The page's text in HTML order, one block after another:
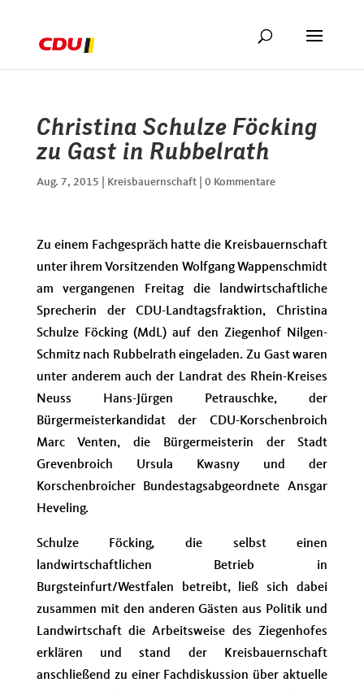
Christina Schulze Föcking
zu Gast in Rubbelrath
Aug. 7, 2015 Kreisbauernschaft| 0 Kommentare
Zu einem Fachgespräch hatte die Kreisbauernschaft
unter ihrem Vorsitzenden Wolfgang Wappenschmidt
am vergangenen Freitag die landwirtschaftliche
Sprecherin der CDU-Landtagsfraktion, Christina
Schulze Föcking (MdL) auf den Ziegenhof Nilgen-
Schmitz nach Rubbelrath eingeladen. Zu Gast waren
unter anderem auch der Landrat des Rhein-Kreises
Neuss Hans-Jürgen Petrauschke, der
Bürgermeisterkandidat der CDU-Korschenbroich
Marc Venten, die Bürgermeisterin der Stadt
Grevenbroich Ursula Kwasny und der
Korschenbroicher Bundestagsabgeordnete Ansgar
Heveling.
Schulze Föcking, die selbst einen
landwirtschaftlichen Betrieb in
Burgsteinfurt/Westfalen betreibt, ließ sich dabei
zusammen mit den anderen Gästen aus Politik und
Landwirtschaft die Arbeitsweise des Ziegenhofes
erklären und stand der Kreisbauernschaft
anschließend zu einer Fachdiskussion über aktuelle